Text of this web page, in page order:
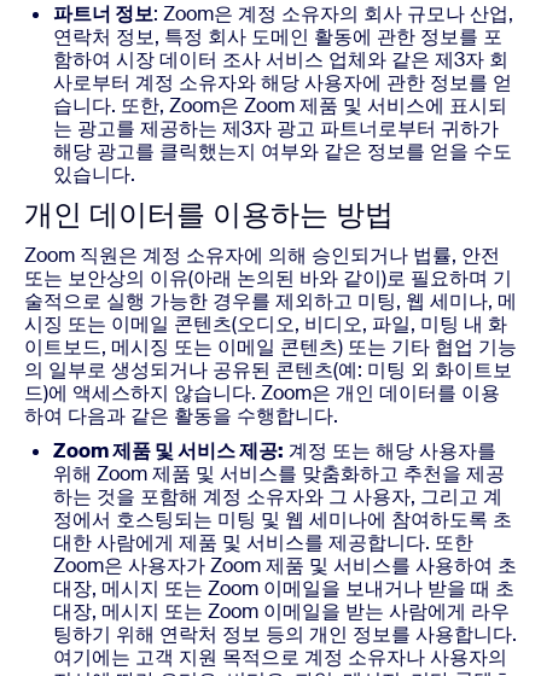
파트너 정보: Zoom은 계정 소유자의 회사 규모나 산업,
연락처 정보, 특정 회사 도메인 활동에 관한 정보를 포
함하여 시장 데이터 조사 서비스 업체와 같은 제3자 회
사로부터 계정 소유자와 해당 사용자에 관한 정보를 얻
습니다. 또한, Zoom은 Zoom 제품 및 서비스에 표시되
는 광고를 제공하는 제3자 광고 파트너로부터 귀하가
해당 광고를 클릭했는지 여부와 같은 정보를 얻을 수도
있습니다.
개인 데이터를 이용하는 방법
Zoom 직원은 계정 소유자에 의해 승인되거나 법률, 안전
또는 보안상의 이유(아래 논의된 바와 같이)로 필요하며 기
술적으로 실행 가능한 경우를 제외하고 미팅, 웹 세미나, 메
시징 또는 이메일 콘텐츠(오디오, 비디오, 파일, 미팅 내 화
이트보드, 메시징 또는 이메일 콘텐츠) 또는 기타 협업 기능
의 일부로 생성되거나 공유된 콘텐츠(예: 미팅 외 화이트보
드)에 액세스하지 않습니다. Zoom은 개인 데이터를 이용
하여 다음과 같은 활동을 수행합니다.
Zoom 제품 및 서비스 제공: 계정 또는 해당 사용자를
위해 Zoom 제품 및 서비스를 맞춤화하고 추천을 제공
하는 것을 포함해 계정 소유자와 그 사용자, 그리고 계
정에서 호스팅되는 미팅 및 웹 세미나에 참여하도록 초
대한 사람에게 제품 및 서비스를 제공합니다. 또한
Zoom은 사용자가 Zoom 제품 및 서비스를 사용하여 초
대장, 메시지 또는 Zoom 이메일을 보내거나 받을 때 초
대장, 메시지 또는 Zoom 이메일을 받는 사람에게 라우
팅하기 위해 연락처 정보 등의 개인 정보를 사용합니다.
여기에는 고객 지원 목적으로 계정 소유자나 사용자의